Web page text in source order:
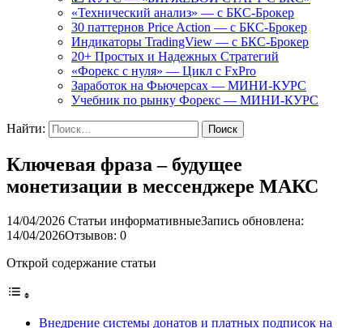
«Технический анализ» — с БКС-Брокер
30 паттернов Price Action — с БКС-Брокер
Индикаторы TradingView — с БКС-Брокер
20+ Простых и Надежных Стратегий
«Форекс с нуля» — Цикл с FxPro
Заработок на Фьючерсах — МИНИ-КУРС
Учебник по рынку Форекс — МИНИ-КУРС
Найти:
Ключевая фраза – будущее
монетизации в мессенджере МАКС
14/04/2026 Статьи информативныеЗапись обновлена:
14/04/2026Отзывов: 0
Открой содержание статьи
Внедрение системы донатов и платных подписок на